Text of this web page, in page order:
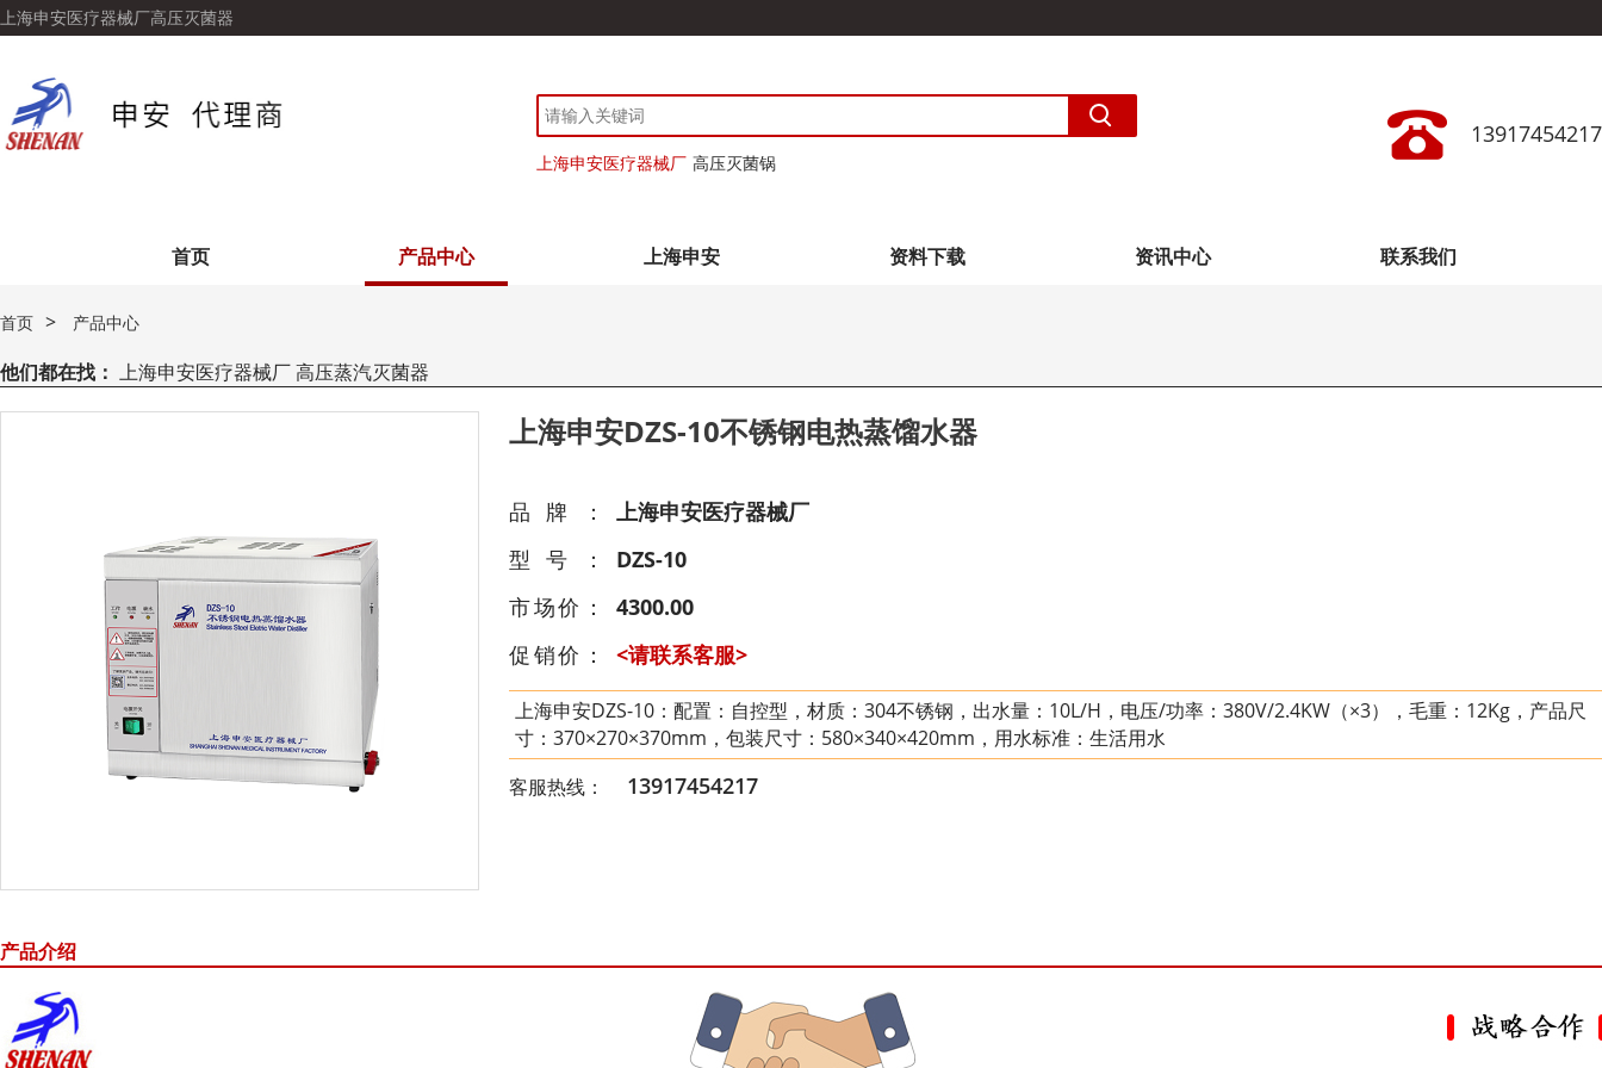
上海申安医疗器械厂高压灭菌器
上海申安医疗器械厂 高压灭菌锅
13917454217
首页 产品中心 上海申安 资料下载 资讯中心 联系我们
首页 > 产品中心
他们都在找： 上海申安医疗器械厂 高压蒸汽灭菌器
上海申安DZS-10不锈钢电热蒸馏水器
品牌：
上海申安医疗器械厂
型号：
DZS-10
市场价：
4300.00
促销价：
<请联系客服>
上海申安DZS-10：配置：自控型，材质：304不锈钢，出水量：10L/H，电压/功率：380V/2.4KW（×3），毛重：12Kg，产品尺
寸：370×270×370mm，包装尺寸：580×340×420mm，用水标准：生活用水
客服热线：
13917454217
产品介绍